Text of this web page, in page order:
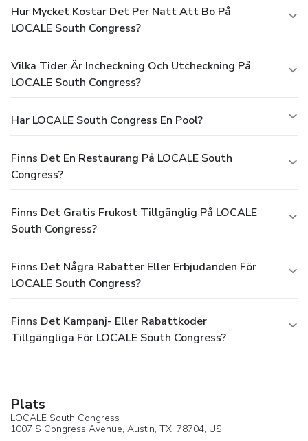
Hur Mycket Kostar Det Per Natt Att Bo På
LOCALE South Congress?
Vilka Tider Är Incheckning Och Utcheckning På
LOCALE South Congress?
Har LOCALE South Congress En Pool?
Finns Det En Restaurang På LOCALE South
Congress?
Finns Det Gratis Frukost Tillgänglig På LOCALE
South Congress?
Finns Det Några Rabatter Eller Erbjudanden För
LOCALE South Congress?
Finns Det Kampanj- Eller Rabattkoder
Tillgängliga För LOCALE South Congress?
Plats
LOCALE South Congress
1007 S Congress Avenue, Austin, TX, 78704, US